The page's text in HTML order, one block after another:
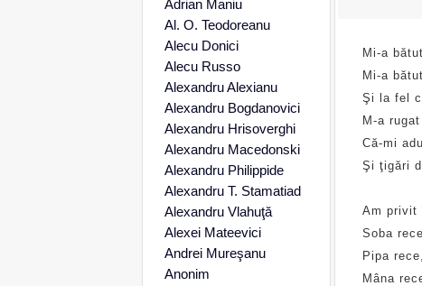
Mi-a
Mi-a
Şi la fel
M-a
Că-mi
Şi ţigări
Am privit
Soba
Pipa rece,
Mâna
Adrian Maniu
Al. O. Teodoreanu
Alecu Donici
Alecu Russo
Alexandru Alexianu
Alexandru Bogdanovici
Alexandru Hrisoverghi
Alexandru Macedonski
Alexandru Philippide
Alexandru T. Stamatiad
Alexandru Vlahuţă
Alexei Mateevici
Andrei Mureşanu
Anonim